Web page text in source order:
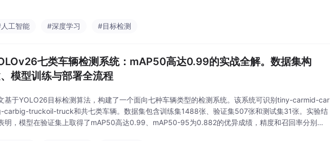
工智能 #深度学习 #目标检测
七类车辆检测系统：mAP50高达0.99的实战全解。数据集构
模型训练与部署全流程
基于YOLO26目标检测算法，构建了一个面向七种车辆类型的检测系统。该系统可识别tiny-carmid-car
carbig-truckoil-truck和共七类车辆。数据集包含训练集1488张、验证集507张和测试集31张。实验结
明，模型在验证集上取得了mAP50高达0.99、mAP50-95为0.882的优异成绩，精度和召回率分别为